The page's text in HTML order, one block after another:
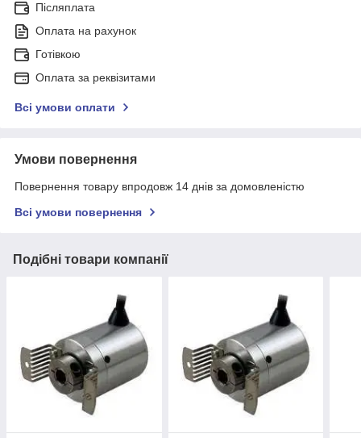
Післяплата
Оплата на рахунок
Готівкою
Оплата за реквізитами
Всі умови оплати
Умови повернення
Повернення товару впродовж 14 днів за домовленістю
Всі умови повернення
Подібні товари компанії